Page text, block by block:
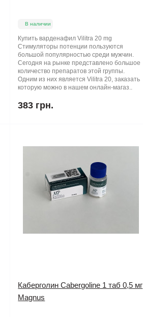
В наличии
Купить варденафил Vilitra 20 mg
Стимуляторы потенции пользуются
большой популярностью среди мужчин.
Сегодня на рынке представлено большое
количество препаратов этой группы.
Одним из них является Vilitra 20, заказать
которую можно в нашем онлайн-магаз..
383 грн.
Каберголин Cabergoline 1 таб 0,5 мг
Magnus